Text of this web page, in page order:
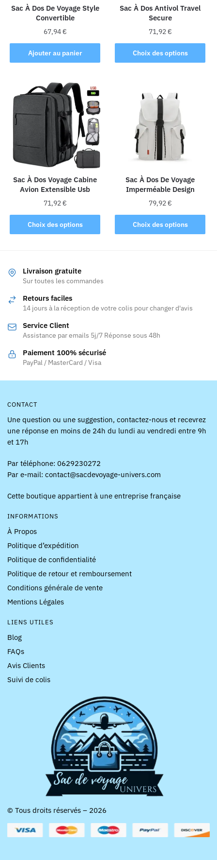
Sac À Dos De Voyage Style
Convertible
67,94€
Ajouter au panier
Sac À Dos Antivol Travel
Secure
71,92€
Choix des options
Ce
produit
variations.
Les
options
peuvent
être
choisies
la
page
du
produit
Sac À Dos Voyage Cabine
Avion Extensible Usb
71,92€
Choix des options
Ce
produit
variations.
Les
peuvent
choisies
sur
la
page
Sac À Dos De Voyage
Imperméable Design
79,92€
Choix des options
Ce
produit
être
sur
Livraison gratuite
Sur toutes les commandes
Retours faciles
14 jours à la réception de votre colis pour changer d'avis
Service Client
Assistance par emails 5j/7 Réponse sous 48h
Paiement 100% sécurisé
PayPal / MasterCard / Visa
CONTACT
Une question ou une suggestion, contactez-nous et recevrez
une réponse en moins de 24h du lundi au vendredi entre 9h
et 17h
Par téléphone: 0629230272
Par e-mail: contact@sacdevoyage-univers.com
Cette boutique appartient à une entreprise française
INFORMATIONS
À Propos
Politique d’expédition
Politique de confidentialité
Politique de retour et remboursement
Conditions générale de vente
Mentions Légales
LIENS UTILES
Blog
FAQs
Avis Clients
Suivi de colis
© Tous droits réservés – 2026